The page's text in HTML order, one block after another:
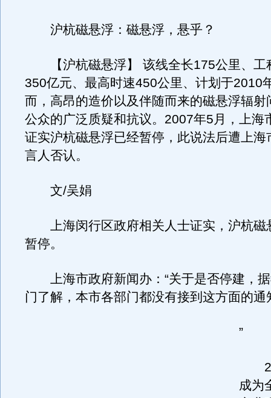
沪杭磁悬浮：磁悬浮，悬乎？
【沪杭磁悬浮】 该线全长175公里、工
350亿元、最高时速450公里、计划于2010
而，高昂的造价以及伴随而来的磁悬浮辐射
公众的广泛质疑和抗议。2007年5月，上海
证实沪杭磁悬浮已经暂停，此说法后遭上海
言人否认。
文/吴娟
上海闵行区政府相关人士证实，沪杭磁
暂停。
上海市政府新闻办：“关于是否停建，据
门了解，本市各部门都没有接到这方面的通
”
成为